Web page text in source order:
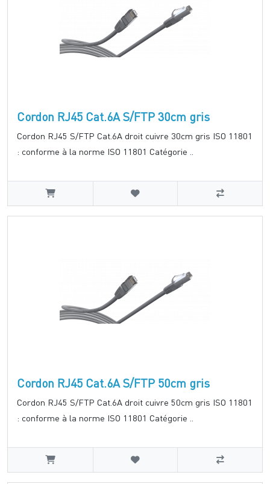
Cordon RJ45 Cat.6A S/FTP 30cm gris
Cordon RJ45 S/FTP Cat.6A droit cuivre 30cm gris ISO 11801
: conforme à la norme ISO 11801 Catégorie ..
Cordon RJ45 Cat.6A S/FTP 50cm gris
Cordon RJ45 S/FTP Cat.6A droit cuivre 50cm gris ISO 11801
: conforme à la norme ISO 11801 Catégorie ..